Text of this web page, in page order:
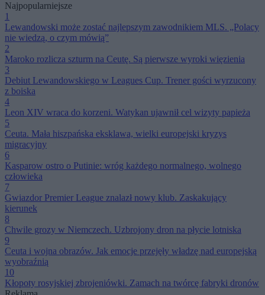
Najpopularniejsze
1
Lewandowski może zostać najlepszym zawodnikiem MLS. „Polacy
nie wiedzą, o czym mówią”
2
Maroko rozlicza szturm na Ceutę. Są pierwsze wyroki więzienia
3
Debiut Lewandowskiego w Leagues Cup. Trener gości wyrzucony
z boiska
4
Leon XIV wraca do korzeni. Watykan ujawnił cel wizyty papieża
5
Ceuta. Mała hiszpańska eksklawa, wielki europejski kryzys
migracyjny
6
Kasparow ostro o Putinie: wróg każdego normalnego, wolnego
człowieka
7
Gwiazdor Premier League znalazł nowy klub. Zaskakujący
kierunek
8
Chwile grozy w Niemczech. Uzbrojony dron na płycie lotniska
9
Ceuta i wojna obrazów. Jak emocje przejęły władzę nad europejską
wyobraźnią
10
Kłopoty rosyjskiej zbrojeniówki. Zamach na twórcę fabryki dronów